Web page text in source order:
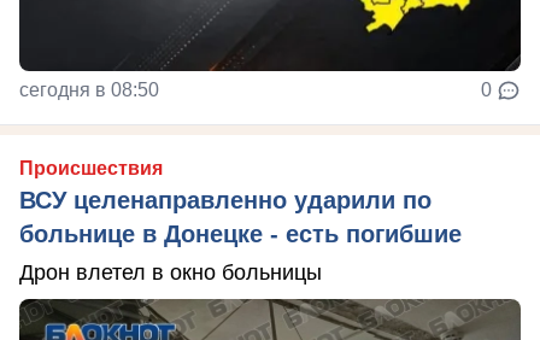
сегодня в 08:50 0
Происшествия
ВСУ целенаправленно ударили по
больнице в Донецке - есть погибшие
Дрон влетел в окно больницы